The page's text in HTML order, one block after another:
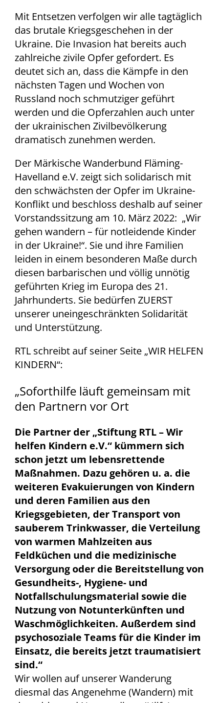
Mit Entsetzen verfolgen wir alle tagtäglich
das brutale Kriegsgeschehen in der
Ukraine. Die Invasion hat bereits auch
zahlreiche zivile Opfer gefordert. Es
deutet sich an, dass die Kämpfe in den
nächsten Tagen und Wochen von
Russland noch schmutziger geführt
werden und die Opferzahlen auch unter
der ukrainischen Zivilbevölkerung
dramatisch zunehmen werden.
Der Märkische Wanderbund Fläming-
Havelland e.V. zeigt sich solidarisch mit
den schwächsten der Opfer im Ukraine-
Konflikt und beschloss deshalb auf seiner
Vorstandssitzung am 10. März 2022: „Wir
gehen wandern – für notleidende Kinder
in der Ukraine!“. Sie und ihre Familien
leiden in einem besonderen Maße durch
diesen barbarischen und völlig unnötig
geführten Krieg im Europa des 21.
Jahrhunderts. Sie bedürfen ZUERST
unserer uneingeschränkten Solidarität
und Unterstützung.
RTL schreibt auf seiner Seite „WIR HELFEN
KINDERN“:
„Soforthilfe läuft gemeinsam mit
den Partnern vor Ort
Die Partner der „Stiftung RTL – Wir
helfen Kindern e.V.“ kümmern sich
schon jetzt um lebensrettende
Maßnahmen. Dazu gehören u. a. die
weiteren Evakuierungen von Kindern
und deren Familien aus den
Kriegsgebieten, der Transport von
sauberem Trinkwasser, die Verteilung
von warmen Mahlzeiten aus
Feldküchen und die medizinische
Versorgung oder die Bereitstellung von
Gesundheits-, Hygiene- und
Notfallschulungsmaterial sowie die
Nutzung von Notunterkünften und
Waschmöglichkeiten. Außerdem sind
psychosoziale Teams für die Kinder im
Einsatz, die bereits jetzt traumatisiert
sind.“
Wir wollen auf unserer Wanderung
diesmal das Angenehme (Wandern) mit